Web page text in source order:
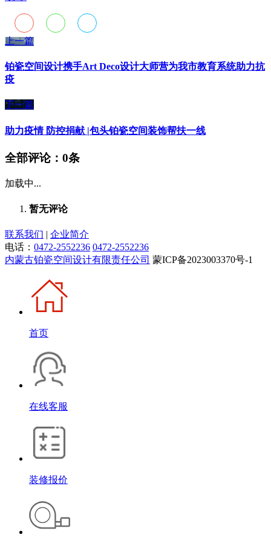
上一篇
铂瓷空间设计携手Art Deco设计大师营为我市教育系统助力抗
疫
下一篇
助力疫情 防控捐献 |包头铂瓷空间装饰帮扶一线
全部评论： 0条
加载中...
暂无评论
联系我们 | 企业简介
电话： 0472-2552236 0472-2552236
内蒙古铂瓷空间设计有限责任公司 蒙ICP备2023003370号-1
首页
在线客服
装修报价